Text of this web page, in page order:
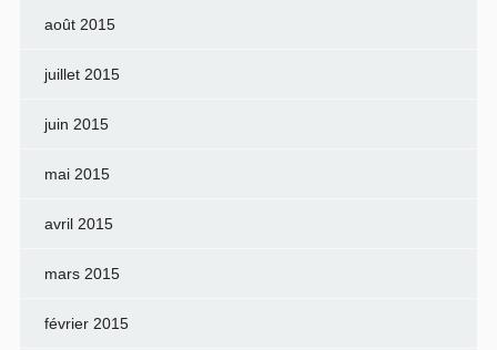
août 2015
juillet 2015
juin 2015
mai 2015
avril 2015
mars 2015
février 2015